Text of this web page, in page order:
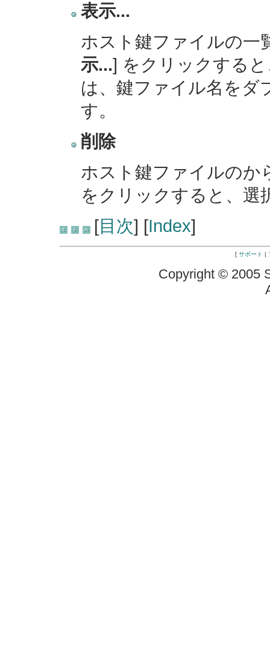
表示...
ホスト鍵ファイルの一
示...] をクリックする
は、鍵ファイル名をダ
す。
削除
ホスト鍵ファイルのか
をクリックすると、選
[目次] [Index]
[ サポート |
Copyright © 2005